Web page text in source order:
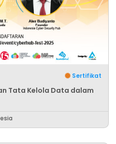
Sertifikat
Tata Kelola Data dalam